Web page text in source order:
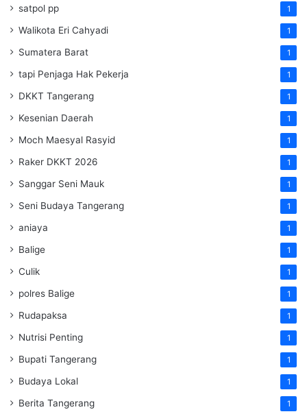
satpol pp 1
Walikota Eri Cahyadi 1
Sumatera Barat 1
tapi Penjaga Hak Pekerja 1
DKKT Tangerang 1
Kesenian Daerah 1
Moch Maesyal Rasyid 1
Raker DKKT 2026 1
Sanggar Seni Mauk 1
Seni Budaya Tangerang 1
aniaya 1
Balige 1
Culik 1
polres Balige 1
Rudapaksa 1
Nutrisi Penting 1
Bupati Tangerang 1
Budaya Lokal 1
Berita Tangerang 1